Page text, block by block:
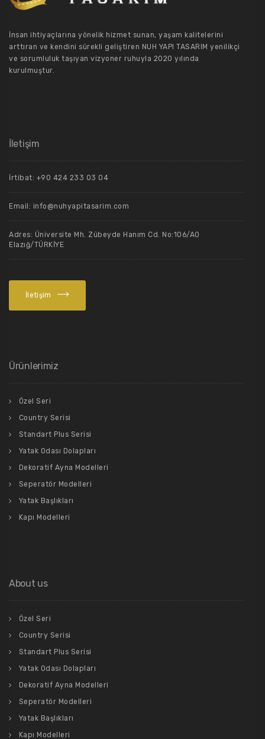
İnsan ihtiyaçlarına yönelik hizmet sunan, yaşam kalitelerini
arttıran ve kendini sürekli geliştiren NUH YAPI TASARIM yenilikçi
ve sorumluluk taşıyan vizyoner ruhuyla 2020 yılında
kurulmuştur.
İletişim
İrtibat: +90 424 233 03 04
Email: info@nuhyapitasarim.com
Adres: Üniversite Mh. Zübeyde Hanım Cd. No:106/A0
Elazığ/TÜRKİYE
İletişim
Ürünlerimiz
Özel Seri
Country Serisi
Standart Plus Serisi
Yatak Odası Dolapları
Dekoratif Ayna Modelleri
Seperatör Modelleri
Yatak Başlıkları
Kapı Modelleri
About us
Özel Seri
Country Serisi
Standart Plus Serisi
Yatak Odası Dolapları
Dekoratif Ayna Modelleri
Seperatör Modelleri
Yatak Başlıkları
Kapı Modelleri